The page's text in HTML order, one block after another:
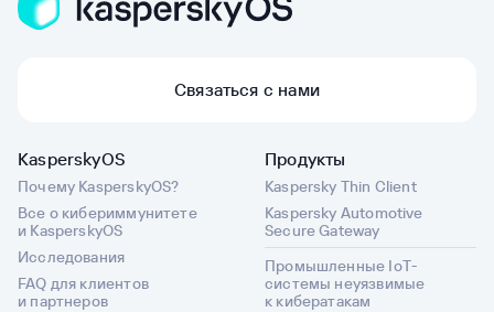
Связаться с нами
KasperskyOS
Почему KasperskyOS?
Все о кибериммунитете
и KasperskyOS
Исследования
FAQ для клиентов
и партнеров
Продукты
Kaspersky Thin Client
Kaspersky Automotive
Secure Gateway
Промышленные IoT-
системы неуязвимые
к кибератакам